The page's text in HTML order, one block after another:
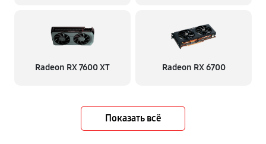
Radeon RX 7600 XT Radeon RX 6700
Показать всё